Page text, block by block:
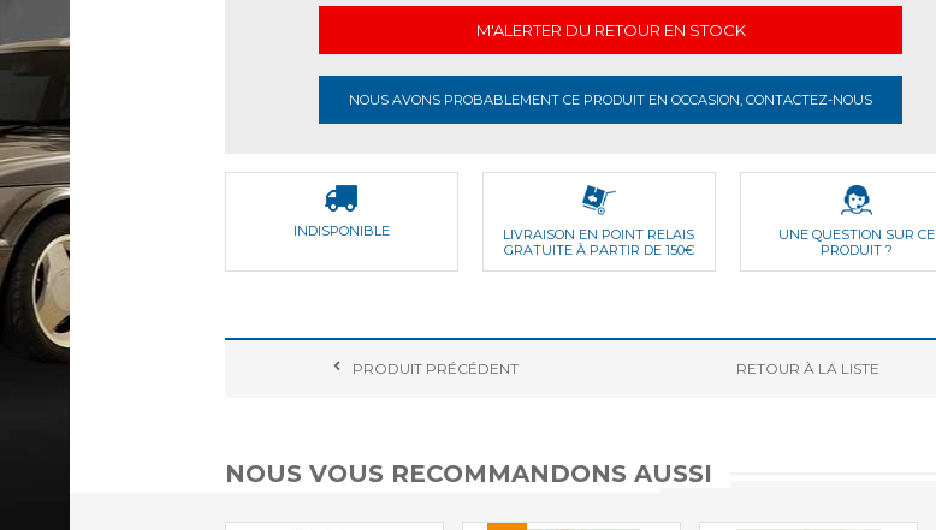
M'ALERTER DU RETOUR EN STOCK
NOUS AVONS PROBABLEMENT CE PRODUIT EN OCCASION, CONTACTEZ-NOUS
INDISPONIBLE
LIVRAISON EN POINT RELAIS
GRATUITE À PARTIR DE 150€
UNE QUESTION SUR CE
PRODUIT ?
PRODUIT PRÉCÉDENT RETOUR À LA LISTE
NOUS VOUS RECOMMANDONS AUSSI